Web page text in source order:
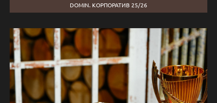
DOMIN. КОРПОРАТИВ 25/26